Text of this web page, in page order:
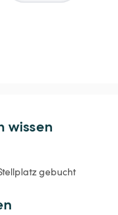
wissen
gebucht